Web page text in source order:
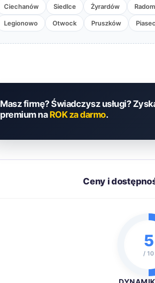
Ciechanów Siedlce Żyrardów Radom
Legionowo Otwock Pruszków
Masz firmę? Świadczysz usługi?
premium naROK za darmo.
Ceny i
5
/ 10